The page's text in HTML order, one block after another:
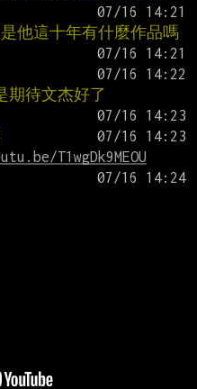
他這十年有什麼作品嗎
待文杰好了
T1wgDk9MEOU